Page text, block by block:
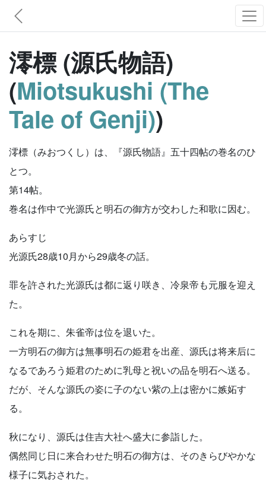
澪標 (源氏物語)
(Miotsukushi (The
Tale of Genji))
澪標（みおつくし）は、『源氏物語』五十四帖の巻名のひ
とつ。
第14帖。
巻名は作中で光源氏と明石の御方が交わした和歌に因む。
あらすじ
光源氏28歳10月から29歳冬の話。
罪を許された光源氏は都に返り咲き、冷泉帝も元服を迎え
た。
これを期に、朱雀帝は位を退いた。
一方明石の御方は無事明石の姫君を出産、源氏は将来后に
なるであろう姫君のために乳母と祝いの品を明石へ送る。
だが、そんな源氏の姿に子のない紫の上は密かに嫉妬す
る。
秋になり、源氏は住吉大社へ盛大に参詣した。
偶然同じ日に来合わせた明石の御方は、そのきらびやかな
様子に気おされた。